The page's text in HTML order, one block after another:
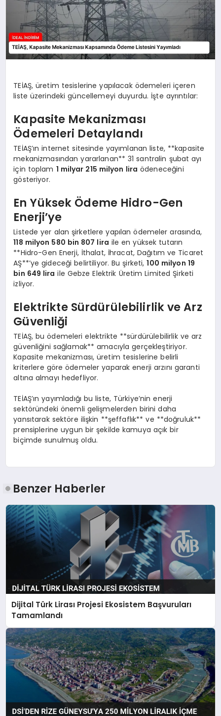
TEİAŞ, üretim tesislerine yapılacak ödemeleri içeren
liste üzerindeki güncellemeyi duyurdu. İşte ayrıntılar:
Kapasite Mekanizması
Ödemeleri Detaylandı
TEİAŞ’ın internet sitesinde yayımlanan liste, **kapasite
mekanizmasından yararlanan** 31 santralin şubat ayı
için toplam 1 milyar 215 milyon lira ödeneceğini
gösteriyor.
En Yüksek Ödeme Hidro-Gen
Enerji’ye
Listede yer alan şirketlere yapılan ödemeler arasında,
118 milyon 580 bin 807 lira ile en yüksek tutarın
**Hidro-Gen Enerji, İthalat, İhracat, Dağıtım ve Ticaret
AŞ**’ye gideceği belirtiliyor. Bu şirketi,100 milyon 19
bin 649 lira ile Gebze Elektrik Üretim Limited Şirketi
izliyor.
Elektrikte Sürdürülebilirlik ve Arz
Güvenliği
TEİAŞ, bu ödemeleri elektrikte **sürdürülebilirlik ve arz
güvenliğini sağlamak** amacıyla gerçekleştiriyor.
Kapasite mekanizması, üretim tesislerine belirli
kriterlere göre ödemeler yaparak enerji arzını garanti
altına almayı hedefliyor.
TEİAŞ’ın yayımladığı bu liste, Türkiye’nin enerji
sektöründeki önemli gelişmelerden birini daha
yansıtarak sektöre ilişkin **şeffaflık** ve **doğruluk**
prensiplerine uygun bir şekilde kamuya açık bir
biçimde sunulmuş oldu.
Benzer Haberler
Dijital Türk Lirası Projesi Ekosistem Başvuruları
Tamamlandı